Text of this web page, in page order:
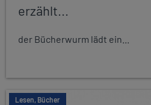
erzählt...
der Bücherwurm lädt ein...
Lesen, Bücher